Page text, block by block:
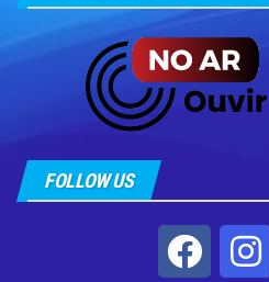
FOLLOW US